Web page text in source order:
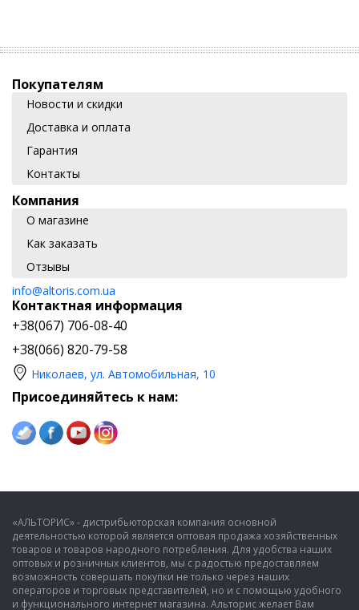
Покупателям
Новости и скидки
Доставка и оплата
Гарантия
Контакты
Компания
О магазине
Как заказать
Отзывы
info@altoris.com.ua
Контактная информация
+38(067) 706-08-40
+38(066) 820-79-58
Николаев, ул. Автомобильная, 10
Присоединяйтесь к нам:
«АЛЬТОРИС» - дистрибьюторская компания основной
деятельностью которой является оптовая продажа хозяйственных
товаров и товаров народного потребления. Для удобства наших
оптовых и розничных клиентов, мы с радостью предоставляем
возможность совершать покупки не только через наших
операторов и торговых представителей, но и с помощью удобного
и функционального интернет магазина. Альторис желает Вам